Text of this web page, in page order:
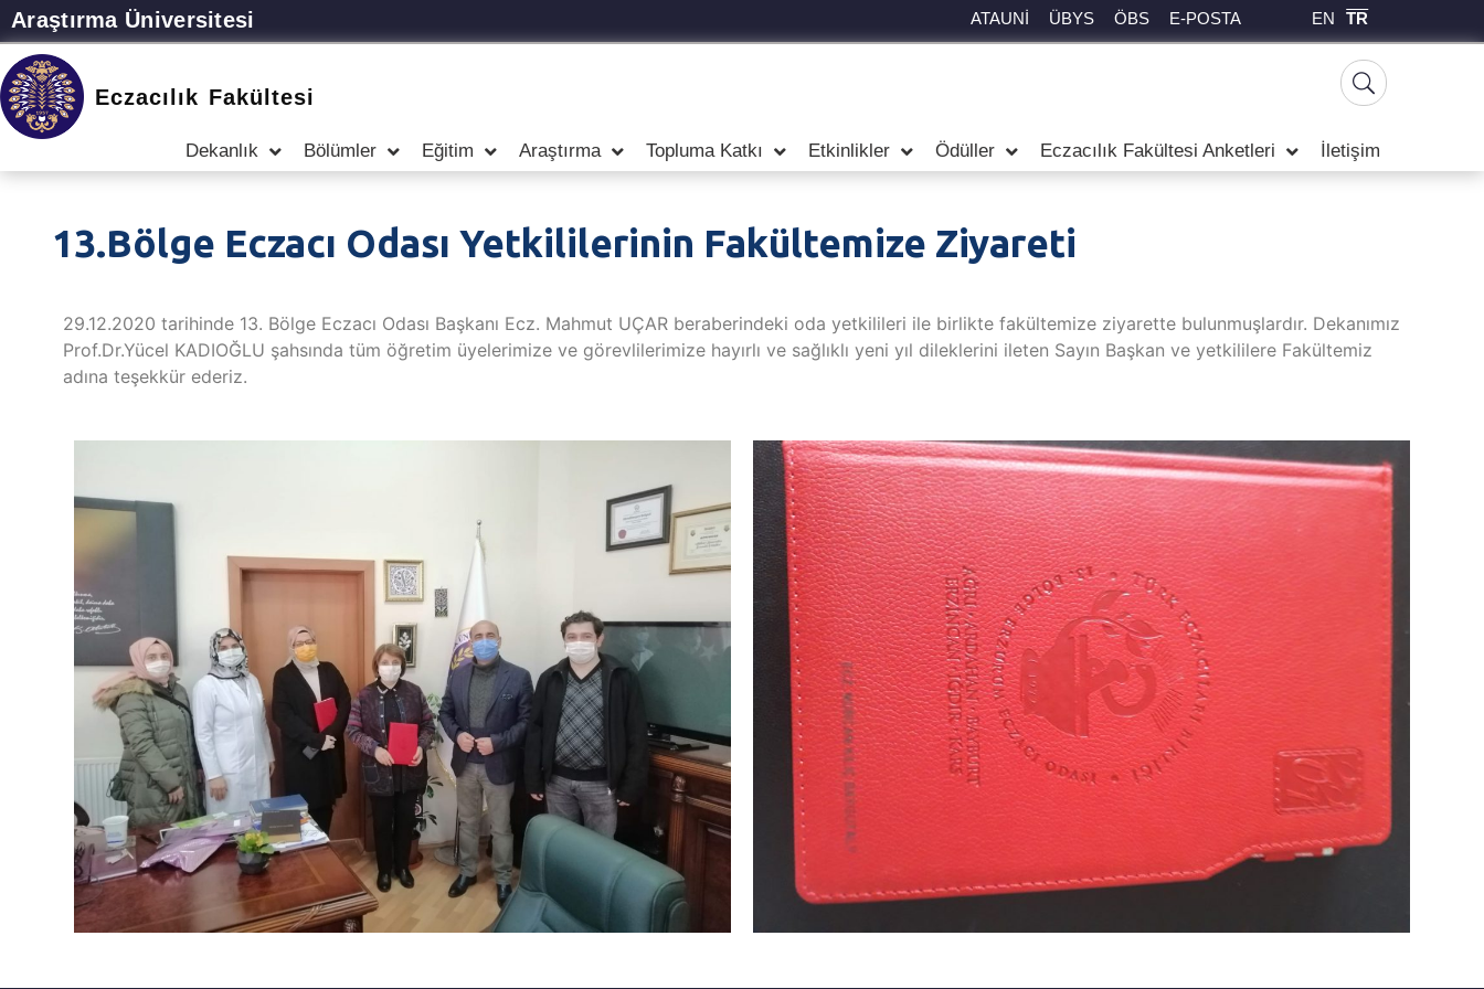
Araştırma Üniversitesi ATAUNİ ÜBYS ÖBS E-POSTA EN TR
Eczacılık Fakültesi
Dekanlık Bölümler Eğitim Araştırma Topluma Katkı Etkinlikler Ödüller Eczacılık Fakültesi Anketleri İletişim
13.Bölge Eczacı Odası Yetkililerinin Fakültemize Ziyareti
29.12.2020 tarihinde 13. Bölge Eczacı Odası Başkanı Ecz. Mahmut UÇAR beraberindeki oda yetkilileri ile birlikte fakültemize ziyarette bulunmuşlardır. Dekanımız
Prof.Dr.Yücel KADIOĞLU şahsında tüm öğretim üyelerimize ve görevlilerimize hayırlı ve sağlıklı yeni yıl dileklerini ileten Sayın Başkan ve yetkililere Fakültemiz
adına teşekkür ederiz.